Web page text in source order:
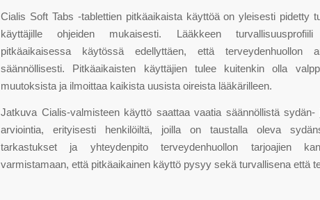
Cialis Soft Tabs -tablettien pitkäaikaista käyttöä on yleisesti pidetty
käyttäjille ohjeiden mukaisesti. Lääkkeen
pitkäaikaisessa käytössä edellyttäen, että terveydenhuollon
säännöllisesti. Pitkäaikaisten käyttäjien tulee kuitenkin olla
muutoksista ja ilmoittaa kaikista uusista oireista lääkärilleen.
Jatkuva Cialis-valmisteen käyttö saattaa vaatia säännöllistä sydän-
arviointia, erityisesti henkilöiltä, ​​joilla on taustalla oleva
tarkastukset ja yhteydenpito terveydenhuollon tarjoajien
varmistamaan, että pitkäaikainen käyttö pysyy sekä turvallisena että